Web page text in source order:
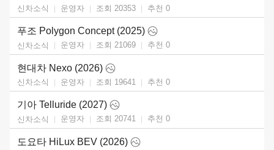
신차소식 운영자 조회 20353 추천 0
푸조 Polygon Concept (2025)
신차소식 운영자 조회 21069 추천 0
현대차 Nexo (2026)
신차소식 운영자 조회 19641 추천 0
기아 Telluride (2027)
신차소식 운영자 조회 20741 추천 0
도요타 HiLux BEV (2026)